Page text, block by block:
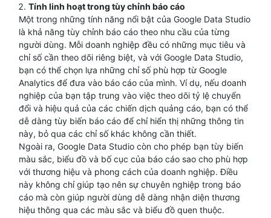
Tính linh hoạt trong tùy chỉnh báo cáo
Một trong những tính năng nổi bật của Google Data Studio
là khả năng tùy chỉnh báo cáo theo nhu cầu của từng
người dùng. Mỗi doanh nghiệp đều có những mục tiêu và
chỉ số cần theo dõi riêng biệt, và với Google Data Studio,
bạn có thể chọn lựa những chỉ số phù hợp từ Google
Analytics để đưa vào báo cáo của mình. Ví dụ, nếu doanh
nghiệp của bạn tập trung vào việc theo dõi tỷ lệ chuyển
đổi và hiệu quả của các chiến dịch quảng cáo, bạn có thể
dễ dàng tùy biến báo cáo để chỉ hiển thị những thông tin
này, bỏ qua các chỉ số khác không cần thiết.
Ngoài ra, Google Data Studio còn cho phép bạn tùy biến
màu sắc, biểu đồ và bố cục của báo cáo sao cho phù hợp
với thương hiệu và phong cách của doanh nghiệp. Điều
này không chỉ giúp tạo nên sự chuyên nghiệp trong báo
cáo mà còn giúp người dùng dễ dàng nhận diện thương
hiệu thông qua các màu sắc và biểu đồ quen thuộc.